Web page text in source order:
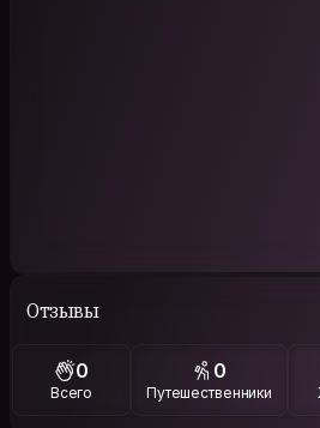
Отзывы
0
Всего
0
Путешественники